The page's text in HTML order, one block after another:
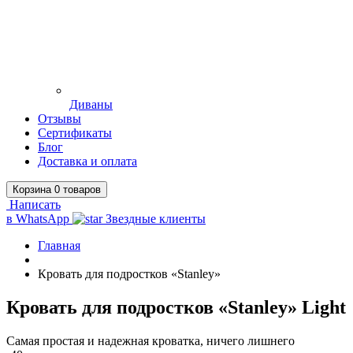
Диваны
Отзывы
Сертификаты
Блог
Доставка и оплата
Корзина 0 товаров
Написать
в WhatsApp
Звездные клиенты
Главная
Кровать для подростков «Stanley»
Кровать для подростков «Stanley» Light
Самая простая и надежная кроватка, ничего лишнего